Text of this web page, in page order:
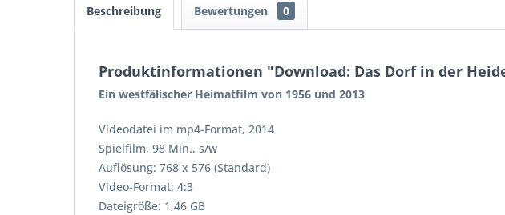
Beschreibung Bewertungen 0
Produktinformationen "Download: Das Dorf in der
Ein westfälischer Heimatfilm von 1956 und 2013
Videodatei im mp4-Format, 2014
Spielfilm, 98 Min., s/w
Auflösung: 768 x 576 (Standard)
Video-Format: 4:3
Dateigröße: 1,46 GB